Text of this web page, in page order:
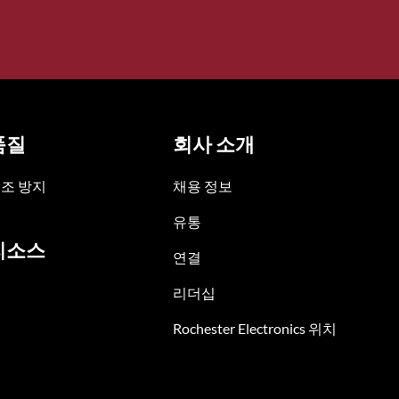
질
방지
소스
회사 소개
채용 정보
유통
연결
리더십
Rochester Electronics 위치